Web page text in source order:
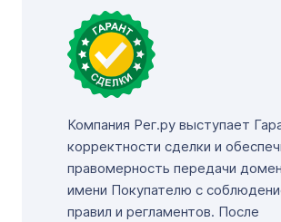
Компания Рег.ру выступает
корректности сделки и
правомерность передачи
имени Покупателю с
правил и регламентов. После